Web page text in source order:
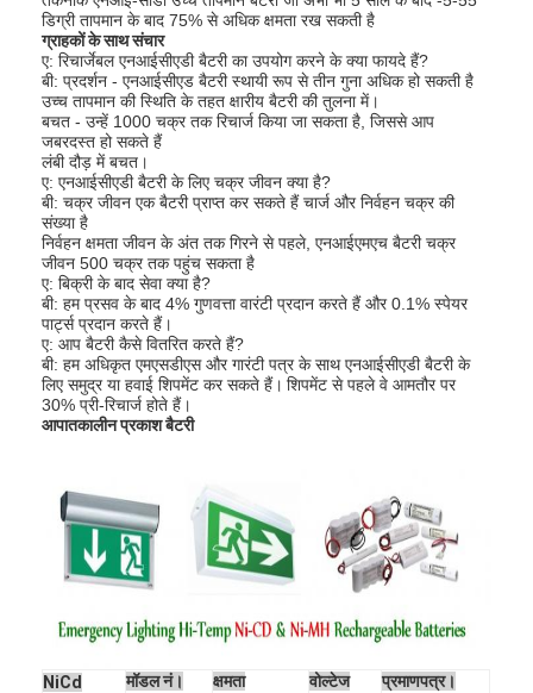
कारखाना भ्रमण
गुणवत्ता नियंत्रण
संपर्क करें
समाचार
अब बात करो
लिथियम LiFePO4 बैटरी
लिथियम आयन रिचार्जेबल बैटरी
लिथियम पॉलिमर बैटरी
ऊर्जा भंडारण बैटरी
एच बैटरी
डिग्री तापमान के बाद 75% से अधिक क्षमता रख सकती है
ग्राहकों के साथ संचार
ए: रिचार्जेबल एनआईसीएडी बैटरी का उपयोग करने के क्या फायदे हैं?
बी: प्रदर्शन - एनआईसीएड बैटरी स्थायी रूप से तीन गुना अधिक हो सकती है
उच्च तापमान की स्थिति के तहत क्षारीय बैटरी की तुलना में।
बचत - उन्हें 1000 चक्र तक रिचार्ज किया जा सकता है, जिससे आप
जबरदस्त हो सकते हैं
लंबी दौड़ में बचत।
ए: एनआईसीएडी बैटरी के लिए चक्र जीवन क्या है?
बी: चक्र जीवन एक बैटरी प्राप्त कर सकते हैं चार्ज और निर्वहन चक्र की
संख्या है
निर्वहन क्षमता जीवन के अंत तक गिरने से पहले, एनआईएमएच बैटरी चक्र
जीवन 500 चक्र तक पहुंच सकता है
ए: बिक्री के बाद सेवा क्या है?
बी: हम प्रसव के बाद 4% गुणवत्ता वारंटी प्रदान करते हैं और 0.1% स्पेयर
पार्ट्स प्रदान करते हैं।
ए: आप बैटरी कैसे वितरित करते हैं?
बी: हम अधिकृत एमएसडीएस और गारंटी पत्र के साथ एनआईसीएडी बैटरी के
लिए समुद्र या हवाई शिपमेंट कर सकते हैं। शिपमेंट से पहले वे आमतौर पर
30% प्री-रिचार्ज होते हैं।
आपातकालीन प्रकाश बैटरी
NiCd मॉडल नं। क्षमता वोल्टेज
प्रमाणपत्र।